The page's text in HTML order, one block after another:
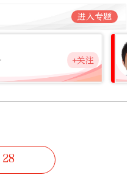
进入专题
+关注
28